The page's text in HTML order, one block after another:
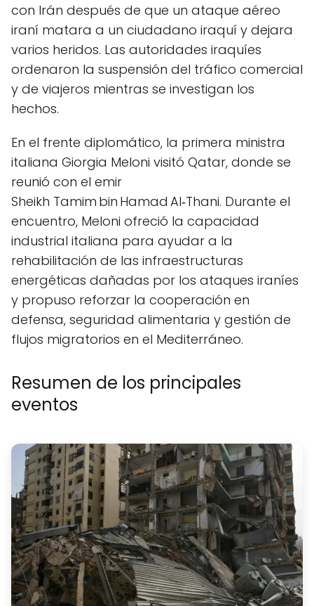
con Irán después de que un ataque aéreo
iraní matara a un ciudadano iraquí y dejara
varios heridos. Las autoridades iraquíes
ordenaron la suspensión del tráfico comercial
y de viajeros mientras se investigan los
hechos.
En el frente diplomático, la primera ministra
italiana Giorgia Meloni visitó Qatar, donde se
reunió con el emir
Sheikh Tamim bin Hamad Al‑Thani. Durante el
encuentro, Meloni ofreció la capacidad
industrial italiana para ayudar a la
rehabilitación de las infraestructuras
energéticas dañadas por los ataques iraníes
y propuso reforzar la cooperación en
defensa, seguridad alimentaria y gestión de
flujos migratorios en el Mediterráneo.
Resumen de los principales
eventos